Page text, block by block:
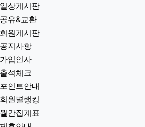
일상게시판
공유&교환
회원게시판
공지사항
가입인사
출석체크
포인트안내
회원별랭킹
월간집계표